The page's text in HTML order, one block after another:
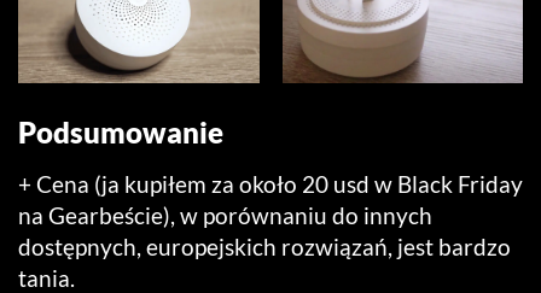
Podsumowanie
+ Cena (ja kupiłem za około 20 usd w Black Friday
na Gearbeście), w porównaniu do innych
dostępnych, europejskich rozwiązań, jest bardzo
tania.